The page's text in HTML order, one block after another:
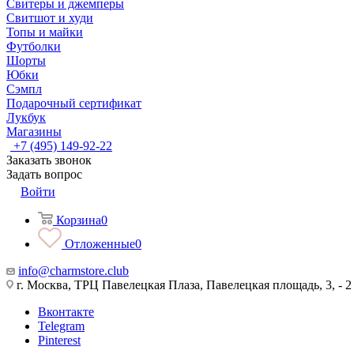
Свитеры и джемперы
Свитшот и худи
Топы и майки
Футболки
Шорты
Юбки
Сэмпл
Подарочный сертификат
Лукбук
Магазины
+7 (495) 149-92-22
Заказать звонок
Задать вопрос
Войти
Корзина0
Отложенные0
info@charmstore.club
г. Москва, ТРЦ Павелецкая Плаза, Павелецкая площадь, 3, - 2
Вконтакте
Telegram
Pinterest